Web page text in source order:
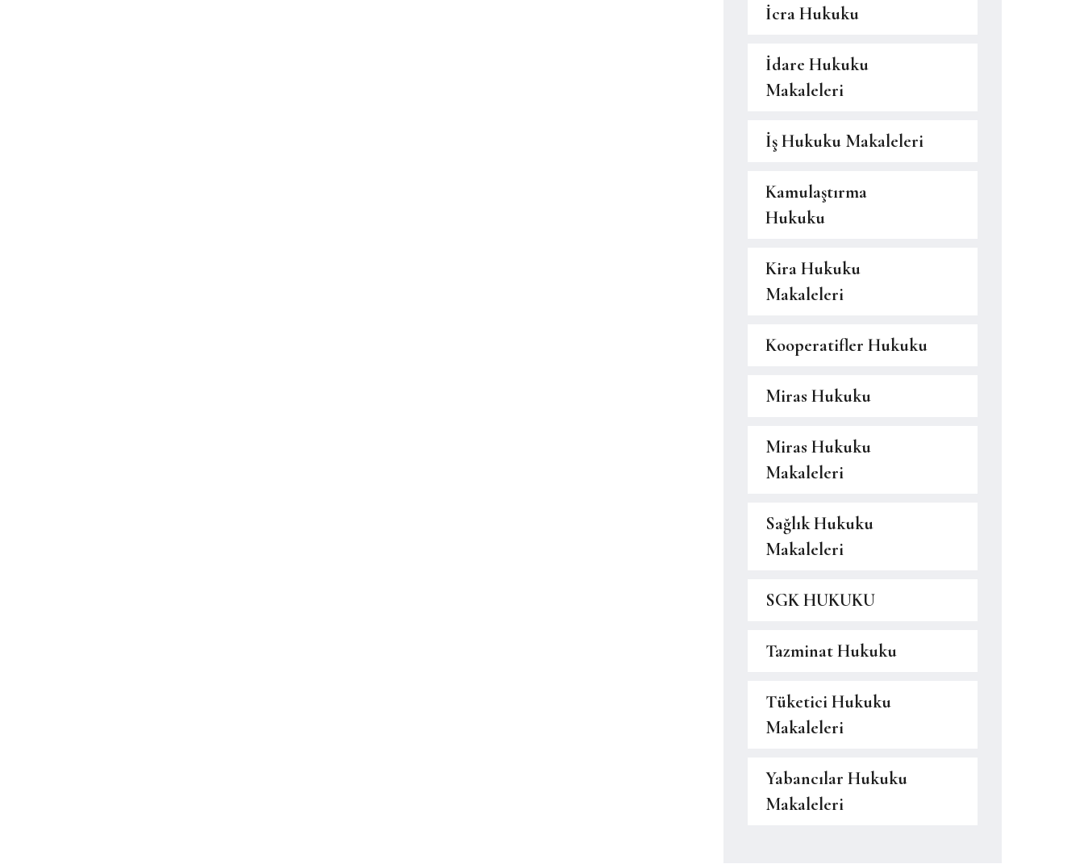
İcra Hukuku
İdare Hukuku
Makaleleri
İş Hukuku Makaleleri
Kamulaştırma
Hukuku
Kira Hukuku
Makaleleri
Kooperatifler Hukuku
Miras Hukuku
Miras Hukuku
Makaleleri
Sağlık Hukuku
Makaleleri
SGK HUKUKU
Tazminat Hukuku
Tüketici Hukuku
Makaleleri
Yabancılar Hukuku
Makaleleri